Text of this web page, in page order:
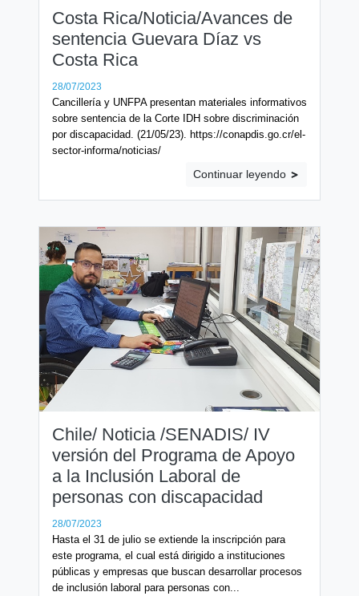
Costa Rica/Noticia/Avances de
sentencia Guevara Díaz vs
Costa Rica
28/07/2023
Cancillería y UNFPA presentan materiales informativos
sobre sentencia de la Corte IDH sobre discriminación
por discapacidad. (21/05/23). https://conapdis.go.cr/el-
sector-informa/noticias/
Continuar leyendo
Chile/ Noticia /SENADIS/ IV
versión del Programa de Apoyo
a la Inclusión Laboral de
personas con discapacidad
28/07/2023
Hasta el 31 de julio se extiende la inscripción para
este programa, el cual está dirigido a instituciones
públicas y empresas que buscan desarrollar procesos
de inclusión laboral para personas con...